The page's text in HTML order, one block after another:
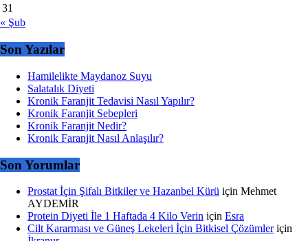
31
« Şub
Son Yazılar
Hamilelikte Maydanoz Suyu
Salatalık Diyeti
Kronik Faranjit Tedavisi Nasıl Yapılır?
Kronik Faranjit Sebepleri
Kronik Faranjit Nedir?
Kronik Faranjit Nasıl Anlaşılır?
Son Yorumlar
Prostat İçin Şifalı Bitkiler ve Hazanbel Kürü için Mehmet
AYDEMİR
Protein Diyeti İle 1 Haftada 4 Kilo Verin için Esra
Cilt Kararması ve Güneş Lekeleri İçin Bitkisel Çözümleriçin